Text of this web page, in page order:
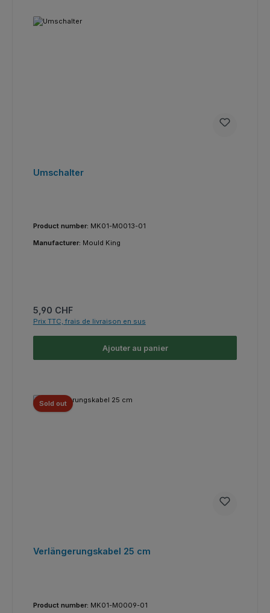
Umschalter
Product number: MK01-M0013-01
Manufacturer: Mould King
Prix régulier :
5,90 CHF
Prix TTC, frais de livraison en sus
Ajouter au panier
Sold out
Verlängerungskabel 25 cm
Product number: MK01-M0009-01